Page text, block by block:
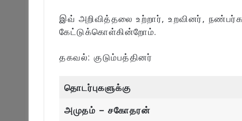
இவ் அறிவித்தலை உற்றார், உறவினர்,
கேட்டுக்கொள்கின்றோம்.
தகவல்: குடும்பத்தினர்
தொடர்புகளுக்கு
அமுதம் – சகோதரன்